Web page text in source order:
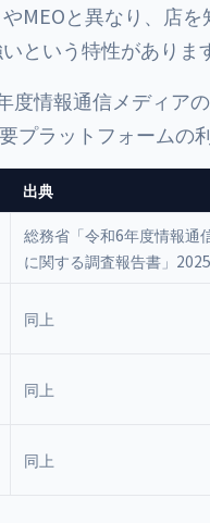
MEOと異なり、店
という特性がありま
情報通信メディア
ラットフォームの
出典
総務省「令和6年度情報通
に関する調査報告書」
同上
同上
同上